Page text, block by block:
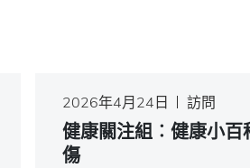
2026年4月24日 訪問
健康關注組︰健康小
傷